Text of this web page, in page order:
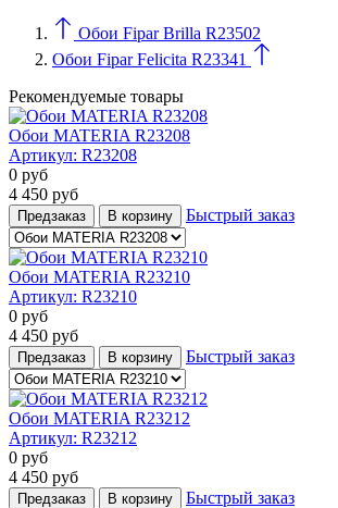
Обои Fipar Brilla R23502
Обои Fipar Felicita R23341
Рекомендуемые товары
Обои MATERIA R23208
Артикул: R23208
0 руб
4 450 руб
Предзаказ В корзину Быстрый заказ
Обои MATERIA R23210
Артикул: R23210
0 руб
4 450 руб
Предзаказ В корзину Быстрый заказ
Обои MATERIA R23212
Артикул: R23212
0 руб
4 450 руб
Предзаказ В корзину Быстрый заказ